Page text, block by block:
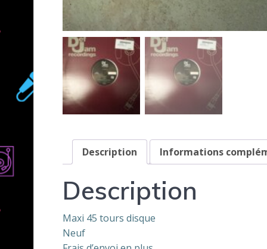
Description Informations
Description
Maxi 45 tours disque
Neuf